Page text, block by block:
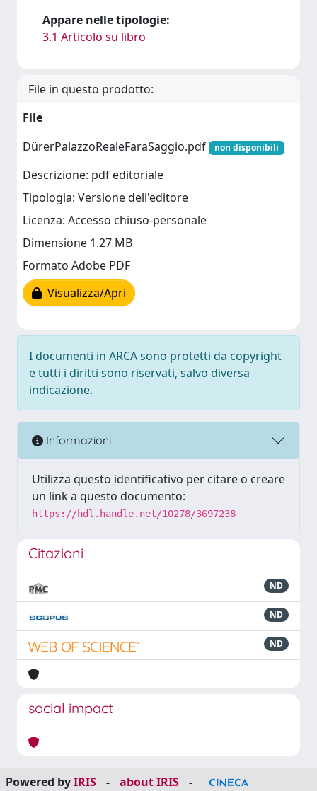
Appare nelle tipologie:
3.1 Articolo su libro
File in questo prodotto:
File
DürerPalazzoRealeFaraSaggio.pdf
non disponibili
Descrizione: pdf editoriale
Tipologia: Versione dell'editore
Licenza: Accesso chiuso-personale
Dimensione 1.27 MB
Formato Adobe PDF
Visualizza/Apri
I documenti in ARCA sono protetti da copyright
e tutti i diritti sono riservati, salvo diversa
indicazione.
Informazioni
Utilizza questo identificativo per citare o creare
un link a questo documento:
https://hdl.handle.net/10278/3697238
Citazioni
ND
ND
ND
social impact
Powered byIRIS - about IRIS -